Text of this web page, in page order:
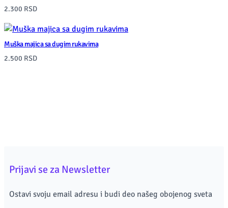
2.300 RSD
Muška majica sa dugim rukavima
2.500 RSD
Prijavi se za Newsletter
Ostavi svoju email adresu i budi deo našeg obojenog sveta